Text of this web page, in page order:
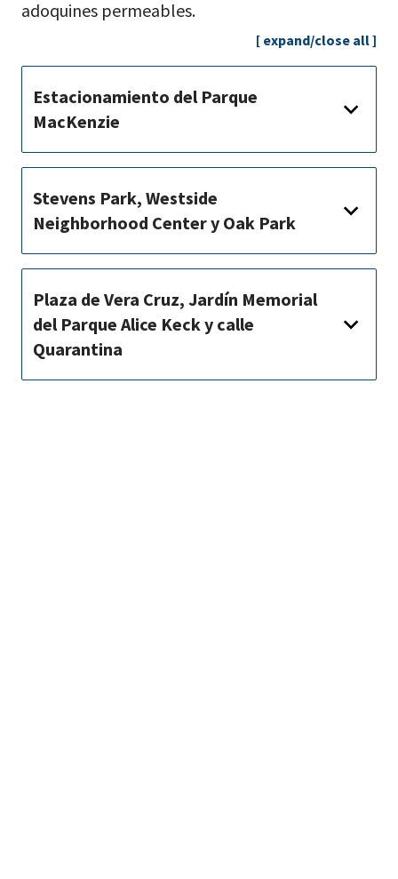
adoquines permeables.
[ expand/close all ]
Estacionamiento del Parque
MacKenzie
Stevens Park, Westside
Neighborhood Center y Oak Park
Plaza de Vera Cruz, Jardín Memorial
del Parque Alice Keck y calle
Quarantina